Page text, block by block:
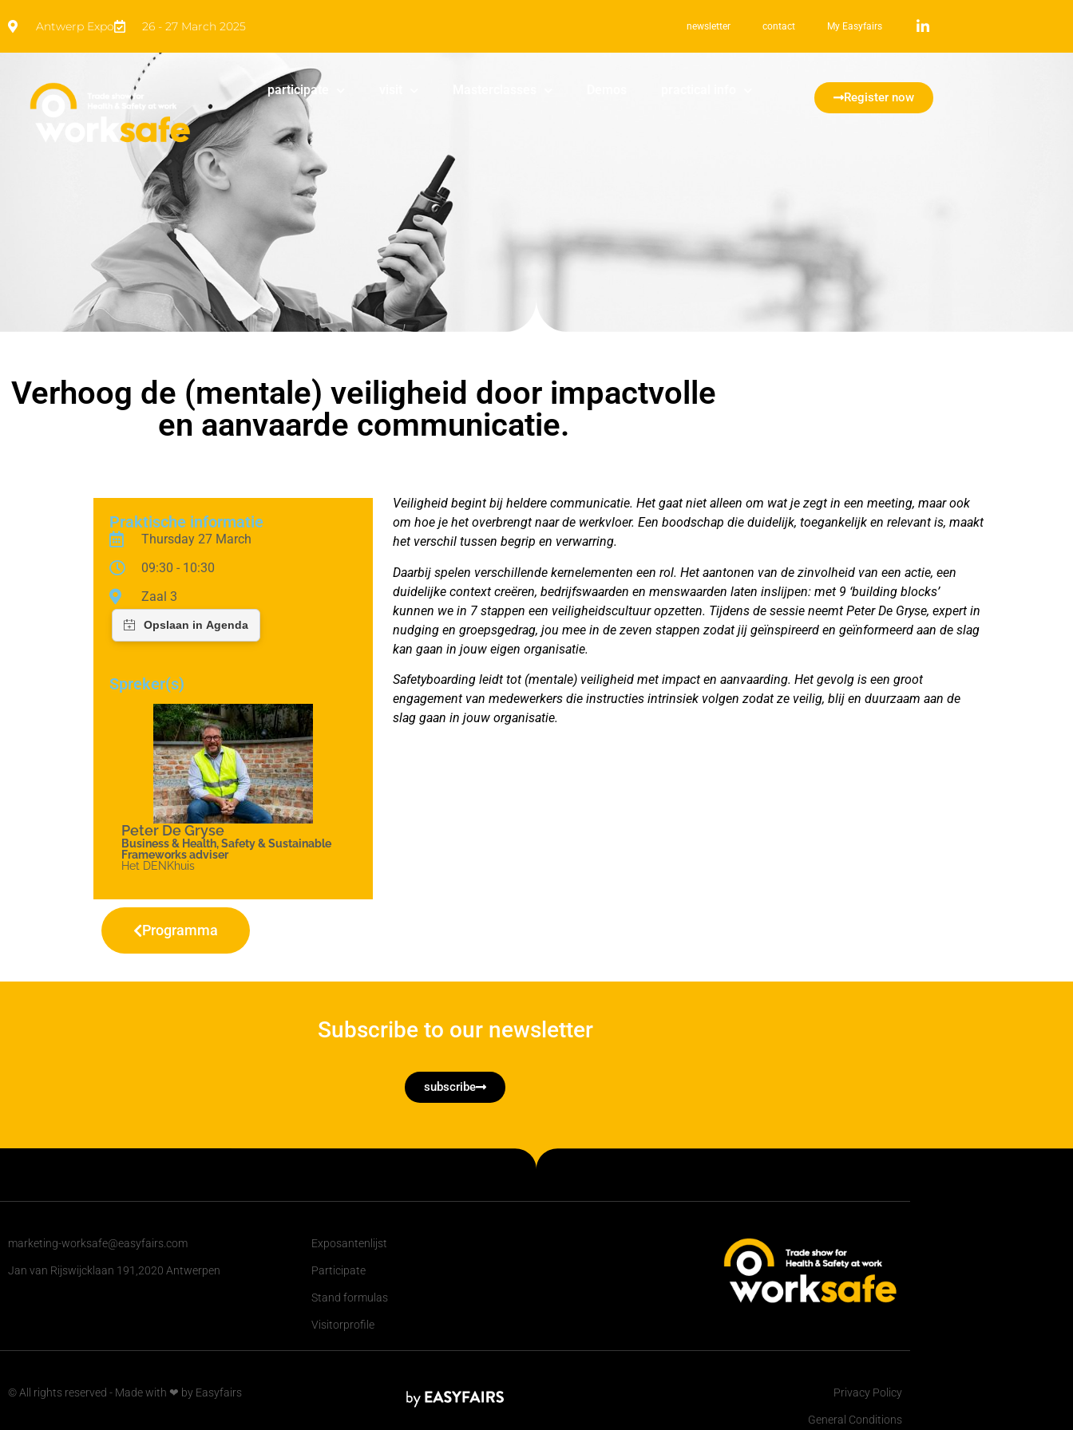
Antwerp Expo 26 - 27 March 2025 newsletter contact My Easyfairs
participate Register now
Verhoog de (mentale) veiligheid door impactvolle
en aanvaarde communicatie.
Praktische informatie
Thursday 27 March
09:30 - 10:30
Zaal 3
Spreker(s)
Peter De Gryse
Business & Health, Safety & Sustainable
Frameworks adviser
Het DENKhuis
Programma
Veiligheid begint bij heldere communicatie. Het gaat niet alleen om wat je zegt in een meeting, maar ook
om hoe je het overbrengt naar de werkvloer. Een boodschap die duidelijk, toegankelijk en relevant is, maakt
het verschil tussen begrip en verwarring.
Daarbij spelen verschillende kernelementen een rol. Het aantonen van de zinvolheid van een actie, een
duidelijke context creëren, bedrijfswaarden en menswaarden laten inslijpen: met 9 ‘building blocks’
kunnen we in 7 stappen een veiligheidscultuur opzetten. Tijdens de sessie neemt Peter De Gryse, expert in
nudging en groepsgedrag, jou mee in de zeven stappen zodat jij geïnspireerd en geïnformeerd aan de slag
kan gaan in jouw eigen organisatie.
Safetyboarding leidt tot (mentale) veiligheid met impact en aanvaarding. Het gevolg is een groot
engagement van medewerkers die instructies intrinsiek volgen zodat ze veilig, blij en duurzaam aan de
slag gaan in jouw organisatie.
Subscribe to our newsletter
subscribe
marketing-worksafe@easyfairs.com
Jan van Rijswijcklaan 191,2020 Antwerpen
Exposantenlijst
Participate
Stand formulas
Visitorprofile
© All rights reserved - Made with ❤ by Easyfairs Privacy Policy
General Conditions